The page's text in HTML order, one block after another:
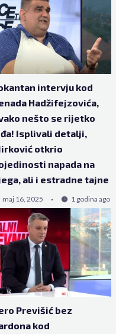
intervju kod
Hadžifejzovića,
nešto se rijetko
Isplivali detalji,
otkrio
napada na
ali i estradne tajne
maj 16, 2025 1 godina ago
Previšić bez
kod